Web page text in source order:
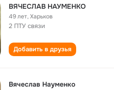
ВЯЧЕСЛАВ НАУМЕНКО
49 лет,Харьков
2 ПТУ связи
Добавить в друзья
Вячеслав Науменко